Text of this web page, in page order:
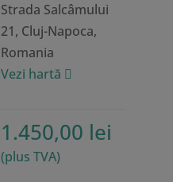
Strada Salcâmului
21, Cluj-Napoca,
Romania
Vezi hartă
1.450,00 lei
(plus TVA)